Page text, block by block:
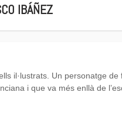
IBÁÑEZ
il·lustrats. Un personatge de
i que va més enllà de